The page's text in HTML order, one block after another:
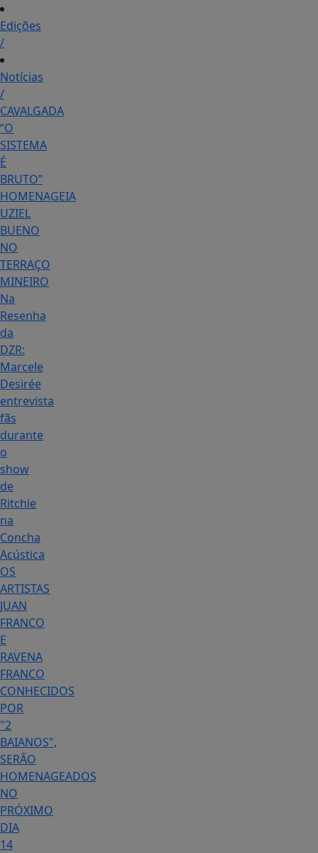
Edições
/
Notícias
/
CAVALGADA
“O
SISTEMA
É
BRUTO”
HOMENAGEIA
UZIEL
BUENO
NO
TERRAÇO
MINEIRO
Na
Resenha
da
DZR:
Marcele
Desirée
entrevista
fãs
durante
o
show
de
Ritchie
na
Concha
Acústica
OS
ARTISTAS
JUAN
FRANCO
E
RAVENA
FRANCO
CONHECIDOS
POR
"2
BAIANOS",
SERÃO
HOMENAGEADOS
NO
PRÓXIMO
DIA
14